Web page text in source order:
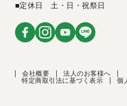
■定休日 土・日・祝祭日
会社概要
法人のお客様へ
特定商取引法に基づく表示
個